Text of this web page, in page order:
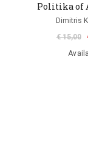
Politika of
Dimitris
€ 15,00